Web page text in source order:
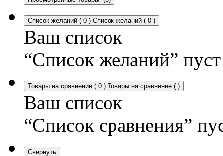
Список желаний ( 0 ) Список желаний ( 0 )
Ваш список
“Список желаний” пуст
Товары на сравнение ( 0 ) Товары на сравнение ( )
Ваш список
“Список сравнения”
Свернуть